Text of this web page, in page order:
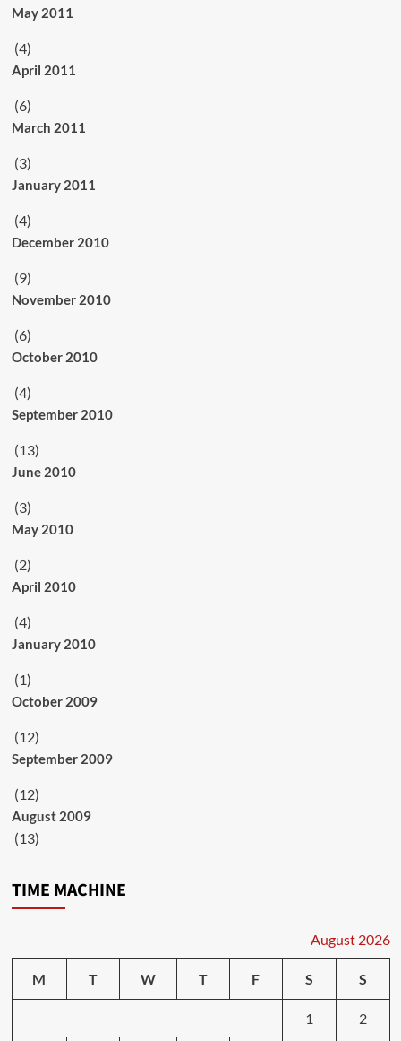
May 2011
(4)
April 2011
(6)
March 2011
(3)
January 2011
(4)
December 2010
(9)
November 2010
(6)
October 2010
(4)
September 2010
(13)
June 2010
(3)
May 2010
(2)
April 2010
(4)
January 2010
(1)
October 2009
(12)
September 2009
(12)
August 2009
(13)
TIME MACHINE
August 2026
M T W T F S S
1 2